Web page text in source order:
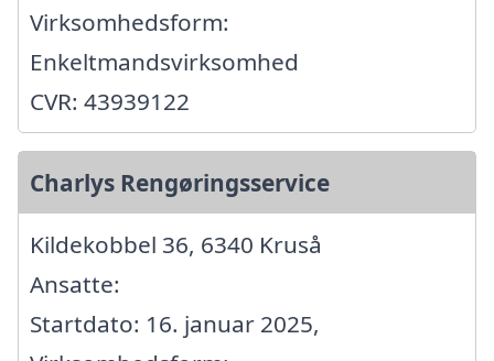
Virksomhedsform:
Enkeltmandsvirksomhed
CVR: 43939122
Charlys Rengøringsservice
Kildekobbel 36, 6340 Kruså
Ansatte:
Startdato: 16. januar 2025,